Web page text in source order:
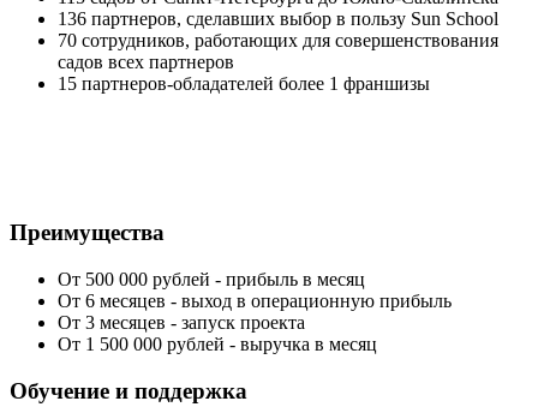
136 партнеров, сделавших выбор в пользу Sun School
70 сотрудников, работающих для совершенствования
садов всех партнеров
15 партнеров-обладателей более 1 франшизы
Преимущества
От 500 000 рублей - прибыль в месяц
От 6 месяцев - выход в операционную прибыль
От 3 месяцев - запуск проекта
От 1 500 000 рублей - выручка в месяц
Обучение и поддержка